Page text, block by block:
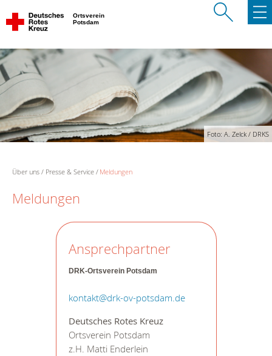
Ortsverein
Potsdam
Foto: A. Zelck / DRKS
Über uns Presse & Service Meldungen
Meldungen
Ansprechpartner
DRK-Ortsverein Potsdam
kontakt@drk-ov-potsdam.de
Deutsches Rotes Kreuz
Ortsverein Potsdam
z.H. Matti Enderlein